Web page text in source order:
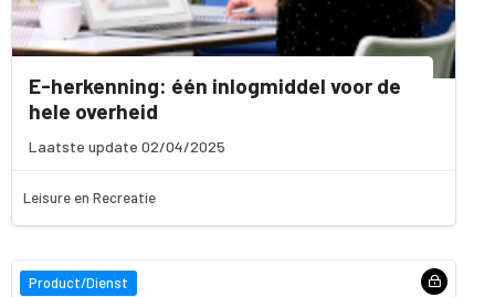
E-herkenning: één inlogmiddel voor de
hele overheid
Laatste update 02/04/2025
Leisure en Recreatie
Product/Dienst